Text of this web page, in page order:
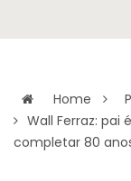
Home
Wall Ferraz: pai
completar 80